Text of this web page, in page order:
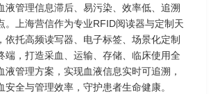
液管理信息滞后、易污染、效率低、追溯
。上海营信作为专业RFID阅读器与定制天
依托高频读写器、电子标签、场景化定制
端，打造采血、运输、存储、临床使用全
液管理方案，实现血液信息实时可追溯，
安全与管理效率，守护患者生命健康。